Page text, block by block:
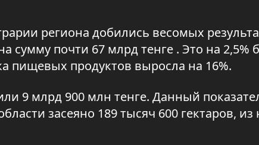
региона добились весомых
сумму почти 67 млрд тенге . Это на 2,5%
пищевых продуктов выросла на 16%.
9 млрд 900 млн тенге. Данный
засеяно 189 тысяч 600 гектаров, из